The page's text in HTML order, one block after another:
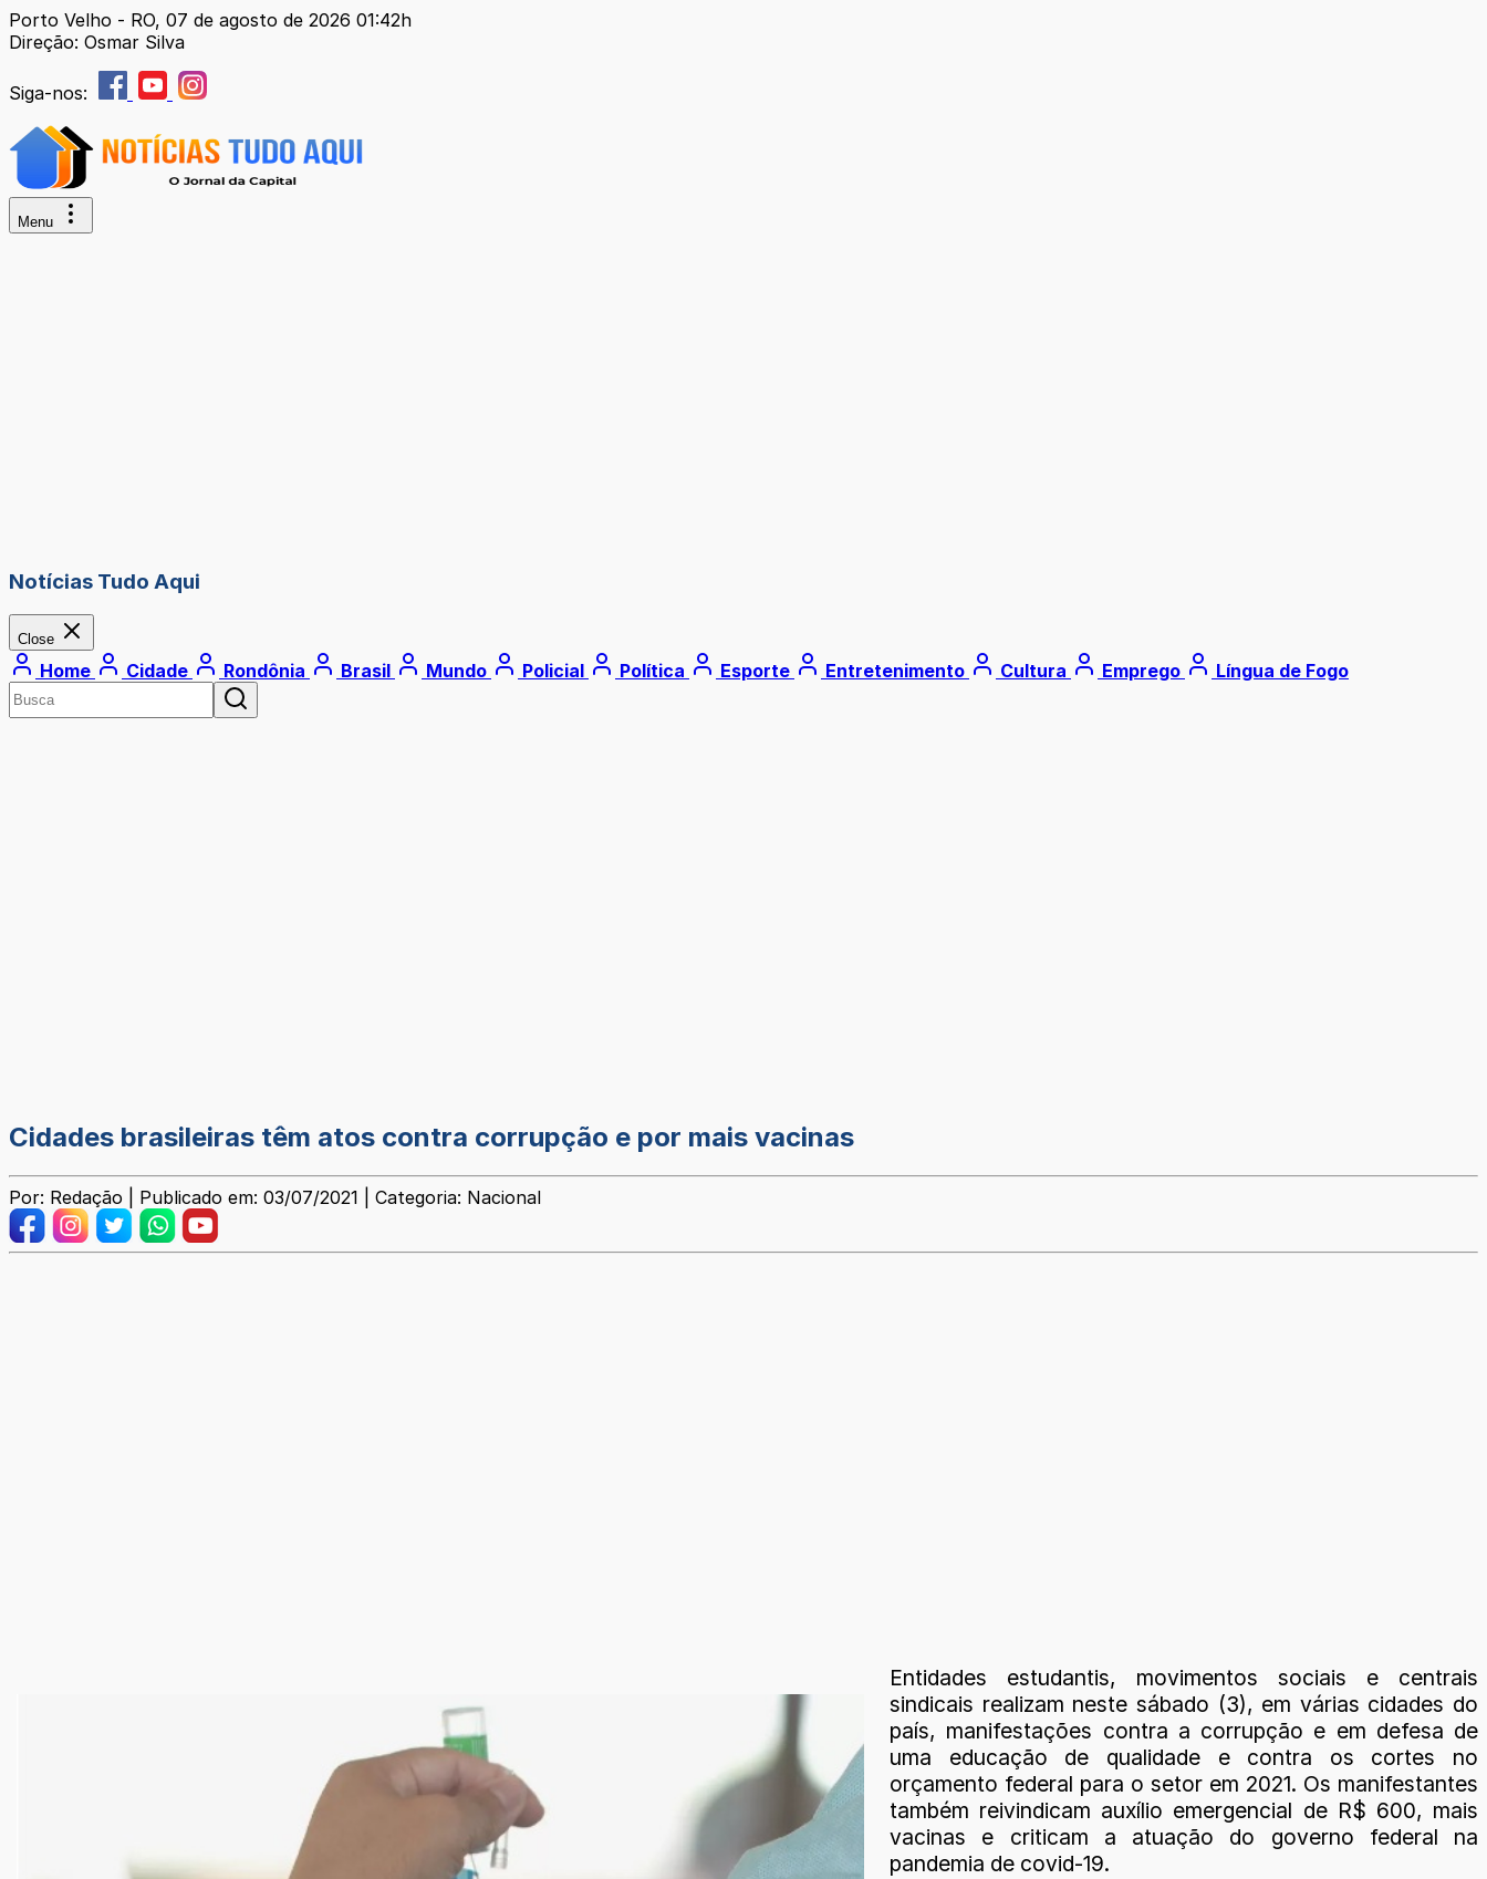
Porto Velho - RO, 07 de agosto de 2026 01:42h
Direção: Osmar Silva
Siga-nos:
Menu
Notícias Tudo Aqui
Close
Home Cidade Rondônia Brasil Mundo Policial Política Esporte Entretenimento Cultura Emprego Língua de Fogo
Cidades brasileiras têm atos contra corrupção e por mais vacinas
Por: Redação | Publicado em: 03/07/2021 | Categoria: Nacional
Entidades estudantis, movimentos sociais e centrais
sindicais realizam neste sábado (3), em várias cidades do
país, manifestações contra a corrupção e em defesa de
uma educação de qualidade e contra os cortes no
orçamento federal para o setor em 2021. Os manifestantes
também reivindicam auxílio emergencial de R$ 600, mais
vacinas e criticam a atuação do governo federal na
pandemia de covid-19.